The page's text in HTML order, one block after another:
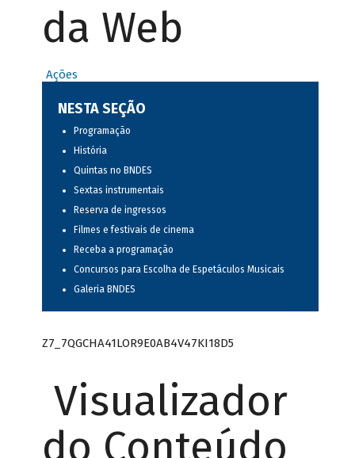
da Web
Ações
NESTA SEÇÃO
Programação
História
Quintas no BNDES
Sextas instrumentais
Reserva de ingressos
Filmes e festivais de cinema
Receba a programação
Concursos para Escolha de Espetáculos Musicais
Galeria BNDES
Z7_7QGCHA41LOR9E0AB4V47KI18D5
Visualizador
do Conteúdo